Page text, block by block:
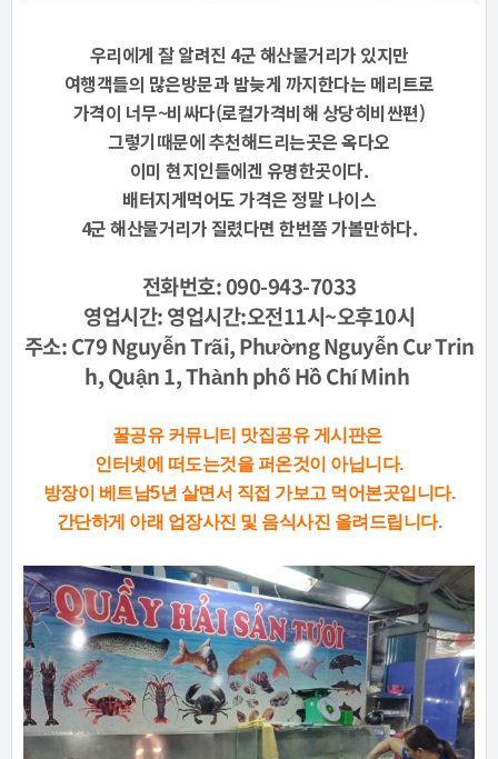
우리에게 잘 알려진 4군 해산물거리가 있지만
여행객들의 많은방문과 밤늦게 까지한다는 메리트로
가격이 너무~비싸다(로컬가격비해 상당히비싼편)
그렇기때문에 추천해드리는곳은 옥다오
이미 현지인들에겐 유명한곳이다.
배터지게먹어도 가격은 정말 나이스
4군 해산물거리가 질렸다면 한번쯤 가볼만하다.
전화번호: 090-943-7033
영업시간: 영업시간:오전11시~오후10시
주소: C79 Nguyễn Trãi, Phường Nguyễn Cư Trin
h, Quận 1, Thành phố Hồ Chí Minh
꿀공유 커뮤니티 맛집공유 게시판은
인터넷에 떠도는것을 퍼온것이 아닙니다.
방장이 베트남5년 살면서 직접 가보고 먹어본곳입니다.
간단하게 아래 업장사진 및 음식사진 올려드립니다.